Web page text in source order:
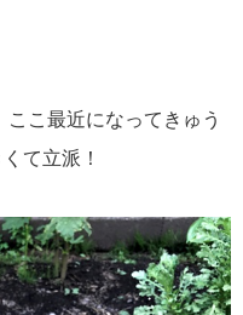
こ最近になってきゅう
て立派！